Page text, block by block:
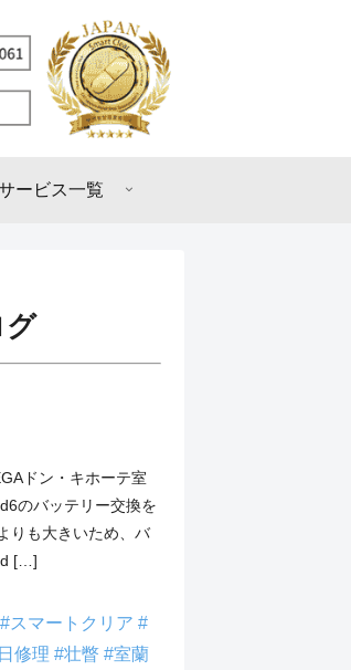
ービス一覧
グ
ドン・キホーテ室
のバッテリー交換を
も大きいため、バ
[…]
#スマートクリア #
修理 #壮瞥 #室蘭